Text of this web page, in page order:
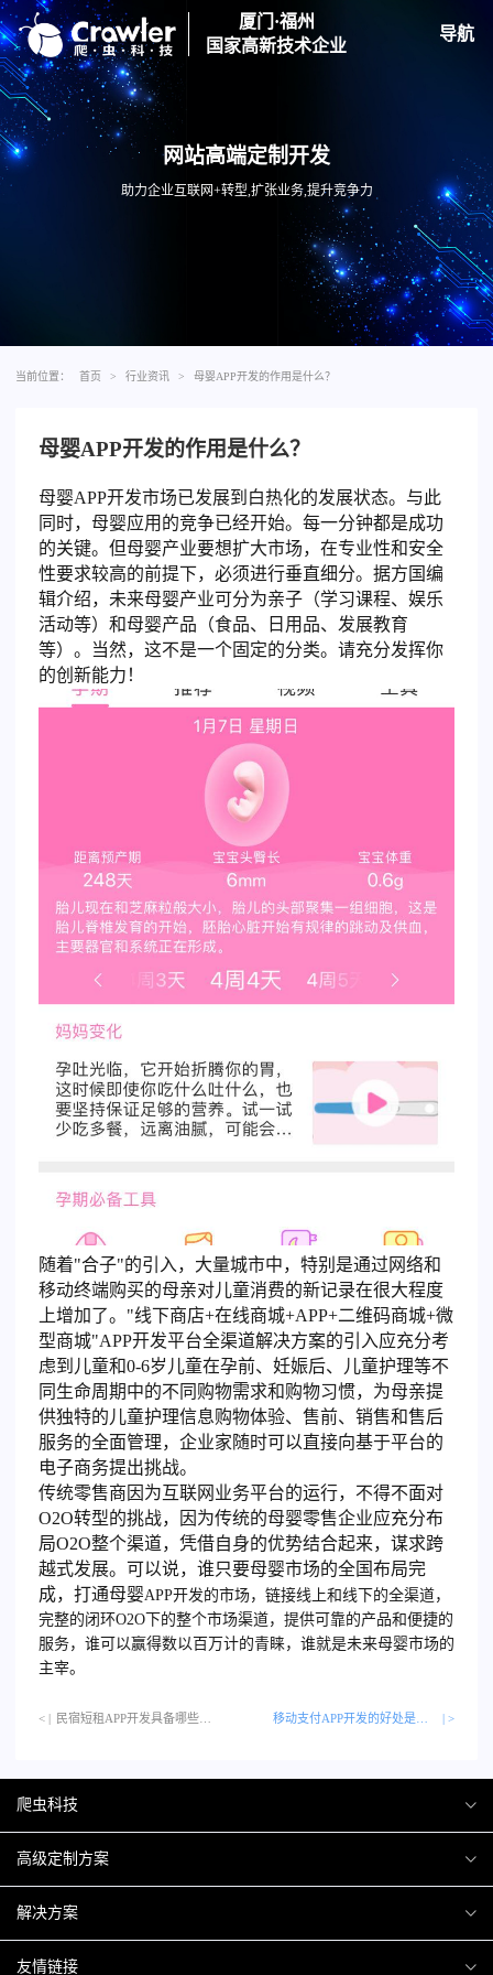
厦门·福州
国家高新技术企业
导航
网站高端定制开发
助力企业互联网+转型,扩张业务,提升竞争力
当前位置： 首页 > 行业资讯 > 母婴APP开发的作用是什么？
母婴APP开发的作用是什么？
母婴APP开发市场已发展到白热化的发展状态。与此
同时，母婴应用的竞争已经开始。每一分钟都是成功
的关键。但母婴产业要想扩大市场，在专业性和安全
性要求较高的前提下，必须进行垂直细分。据方国编
辑介绍，未来母婴产业可分为亲子（学习课程、娱乐
活动等）和母婴产品（食品、日用品、发展教育
等）。当然，这不是一个固定的分类。请充分发挥你
的创新能力！
随着"合子"的引入，大量城市中，特别是通过网络和
移动终端购买的母亲对儿童消费的新记录在很大程度
上增加了。"线下商店+在线商城+APP+二维码商城+微
型商城"APP开发平台全渠道解决方案的引入应充分考
虑到儿童和0-6岁儿童在孕前、妊娠后、儿童护理等不
同生命周期中的不同购物需求和购物习惯，为母亲提
供独特的儿童护理信息购物体验、售前、销售和售后
服务的全面管理，企业家随时可以直接向基于平台的
电子商务提出挑战。
传统零售商因为互联网业务平台的运行，不得不面对
O2O转型的挑战，因为传统的母婴零售企业应充分布
局O2O整个渠道，凭借自身的优势结合起来，谋求跨
越式发展。可以说，谁只要母婴市场的全国布局完
成，打通母婴APP开发的市场，链接线上和线下的全渠道，
完整的闭环O2O下的整个市场渠道，提供可靠的产品和便捷的
服务，谁可以赢得数以百万计的青睐，谁就是未来母婴市场的
主宰。
< | | >
爬虫科技
爬虫案例
关于爬虫
高级定制方案
H5互动营销
微信小程序
解决方案
商城解决方案
友情链接